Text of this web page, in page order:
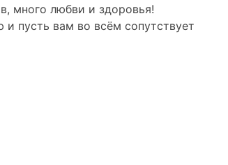
много любви и здоровья!
и пусть вам во всём сопутствует